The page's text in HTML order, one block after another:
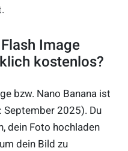
Image
kostenlos?
bzw. Nano Banana ist
September 2025). Du
dein Foto hochladen
dein Bild zu